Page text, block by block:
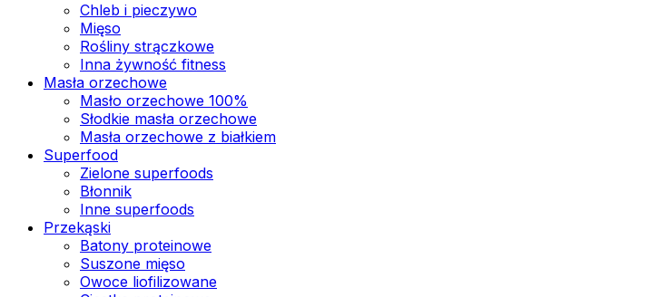
Chleb i pieczywo
Mięso
Rośliny strączkowe
Inna żywność fitness
Masła orzechowe
Masło orzechowe 100%
Słodkie masła orzechowe
Masła orzechowe z białkiem
Superfood
Zielone superfoods
Błonnik
Inne superfoods
Przekąski
Batony proteinowe
Suszone mięso
Owoce liofilizowane